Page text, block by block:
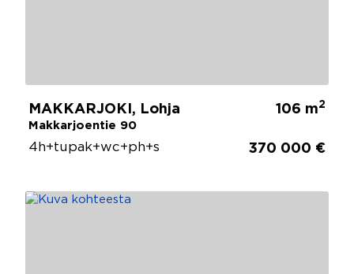
MAKKARJOKI, Lohja
Makkarjoentie 90
106 m2
4h+tupak+wc+ph+s 370 000 €